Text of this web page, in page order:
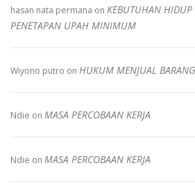
hasan nata permana on KEBUTUHAN HIDUP
PENETAPAN UPAH MINIMUM
Wiyono putro on HUKUM MENJUAL
Ndie on MASA PERCOBAAN KERJA
Ndie on MASA PERCOBAAN KERJA